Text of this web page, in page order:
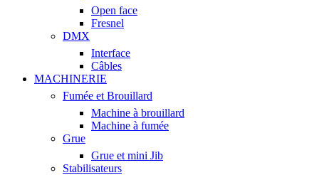
Open face
Fresnel
DMX
Interface
Câbles
MACHINERIE
Fumée et Brouillard
Machine à brouillard
Machine à fumée
Grue
Grue et mini Jib
Stabilisateurs